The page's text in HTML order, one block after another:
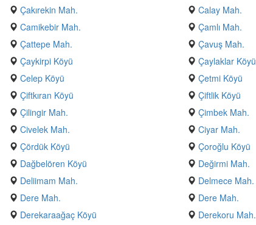
Çakırekin Mah.
Calay Mah.
Camikebir Mah.
Çamlı Mah.
Çattepe Mah.
Çavuş Mah.
Çaykirpi Köyü
Çaylaklar Köyü
Celep Köyü
Çetmi Köyü
Çiftkıran Köyü
Çiftlik Köyü
Çilingir Mah.
Çimbek Mah.
Civelek Mah.
Ciyar Mah.
Çördük Köyü
Çoroğlu Köyü
Dağbelören Köyü
Değirmi Mah.
Deliimam Mah.
Delmece Mah.
Dere Mah.
Dere Mah.
Derekaraağaç Köyü
Derekoru Mah.